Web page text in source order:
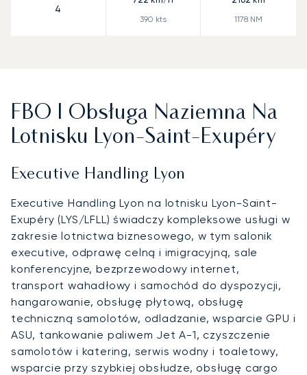
4
390 kts 1178 NM
FBO I Obsługa Naziemna Na
Lotnisku Lyon-Saint-Exupéry
Executive Handling Lyon
Executive Handling Lyon na lotnisku Lyon-Saint-
Exupéry (LYS/LFLL) świadczy kompleksowe usługi w
zakresie lotnictwa biznesowego, w tym salonik
executive, odprawę celną i imigracyjną, sale
konferencyjne, bezprzewodowy internet,
transport wahadłowy i samochód do dyspozycji,
hangarowanie, obsługę płytową, obsługę
techniczną samolotów, odladzanie, wsparcie GPU i
ASU, tankowanie paliwem Jet A-1, czyszczenie
samolotów i katering, serwis wodny i toaletowy,
wsparcie przy szybkiej obsłudze, obsługę cargo